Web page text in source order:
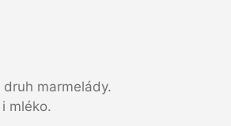
marmelády.
mléko.